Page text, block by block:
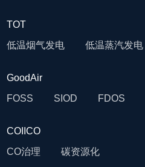
TOT
低温烟气发电
低温蒸汽发电
GoodAir
FOSS
SIOD FDOS
COIICO
CO治理
碳资源化